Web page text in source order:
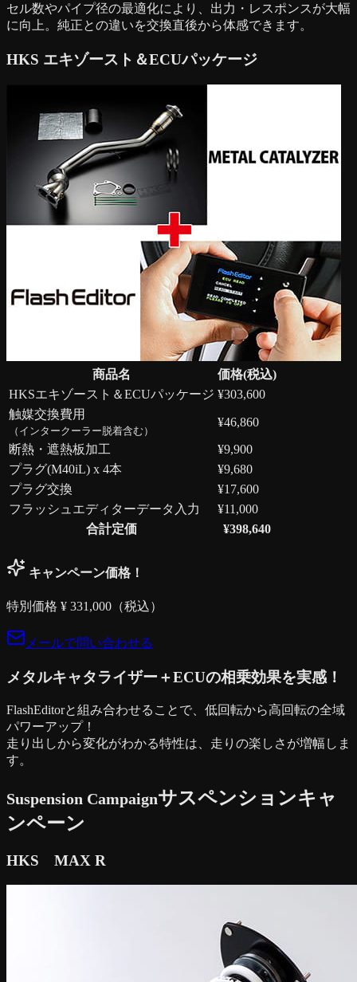
セル数やパイプ径の最適化により、出力・レスポンスが大幅
に向上。純正との違いを交換直後から体感できます。
HKS エキゾースト＆ECUパッケージ
商品名
価格(税込)
HKSエキゾースト＆ECUパッケージ ¥303,600
触媒交換費用
（インタークーラー脱着含む）
¥46,860
断熱・遮熱板加工
¥9,900
プラグ(M40iL) x 4本
¥9,680
プラグ交換
¥17,600
フラッシュエディターデータ入力
¥11,000
合計定価
¥398,640
キャンペーン価格！
特別価格 ¥ 331,000 （税込）
メールで問い合わせる
メタルキャタライザー＋ECUの相乗効果を実感！
FlashEditorと組み合わせることで、低回転から高回転の全域
パワーアップ！
走り出しから変化がわかる特性は、走りの楽しさが増幅しま
す。
Suspension Campaignサスペンションキャ
ンペーン
HKS MAX R